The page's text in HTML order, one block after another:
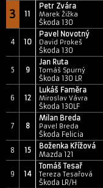
3 11
Petr Zvára
Marek Žižka
Škoda 130
4 10
Pavel Novotný
David Prokeš
Škoda 130
5 9
Jan Ruta
Tomáš Spurný
Škoda 130 LR
6 12
Lukáš Faměra
Miroslav Vávra
Škoda 130LF
7 8
Milan Breda
Pavel Breda
Škoda Felicia
8 15
Boženka Křížová
Mazda 121
9 14
Tomáš Tesař
Tereza Tesařová
Škoda LR/H